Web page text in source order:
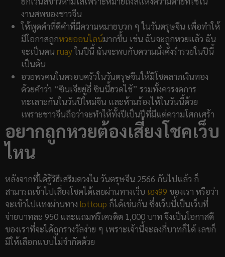
งานศพของชาวจีน
ให้พูดคำที่ดีคำที่มีความหมายบวก ๆ ในวันตรุษจีน เพื่อทำให้
มีโอกาสถูกหวยออนไลน์มากขึ้น เช่น ฉันจะถูกหวยแล้ว ฉัน
จะเป็นคน ruayในปีนี้ ฉันจะพบกับความมั่งคั่งร่ำรวยในปีนี้
เป็นต้น
อวยพรคนในครอบครัวในวันตรุษจีนให้มีโชคลาภเงินทอง
ด้วยคำว่า “ซินเจียยู่อี่ ซินนี้ฮวดไช้” รวมทั้งควรงดการ
ทะเลาะกันในวันปีใหม่จีน และห้ามร้องไห้ในวันนี้ด้วย
เพราะชาวจีนถือว่าจะทำให้ทั้งปีเป็นปีที่มีแต่ความโศกเศร้า
อยากถูกหวยต้องเสี่ยงโชคเว็บ
ไหน
หลังจากที่ได้รู้วิธีเสริมดวงใน วันตรุษจีน 2566 กันไปแล้ว ก็
สามารถเข้าไปเสี่ยงโชคได้เลยผ่านทางเว็บ เฮง99 ของเรา หรือว่า
จะเข้าไปแทงผ่านทาง lottoup ก็ได้เช่นกัน ซึ่งเว็บนี้เป็นเว็บที่
จ่ายบาทละ 950 และแถมฟรีเครดิต 1,000 บาท จึงเป็นโอกาสดี
ของเราที่จะได้ถูกรางวัลง่าย ๆ เพราะเจ้านี้จะลงกี่บาทก็ได้ เลขก็
มีให้เลือกแบบไม่จำกัดด้วย